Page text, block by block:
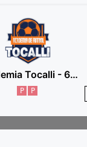
Academia Tocalli - 6ta Negro
P P